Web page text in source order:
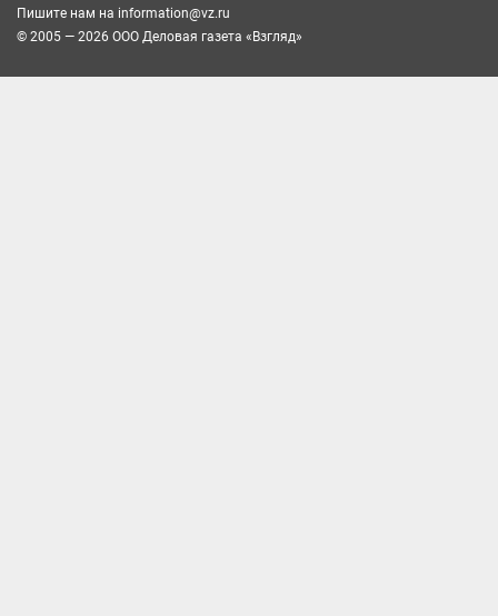
Пишите нам на information@vz.ru
© 2005 — 2026 ООО Деловая газета «Взгляд»